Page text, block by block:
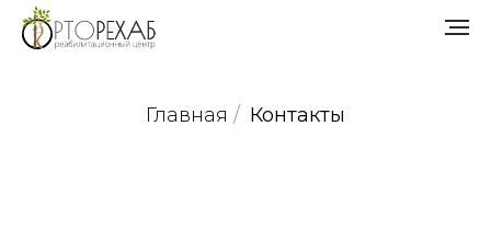
Главная / Контакты